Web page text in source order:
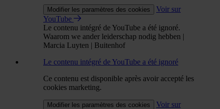
Modifier les paramètres des cookies
Voir sur
YouTube
Le contenu intégré de YouTube a été ignoré.
Waarom we ander leiderschap nodig hebben |
Marcia Luyten | Buitenhof
Le contenu intégré de YouTube a été ignoré
Ce contenu est disponible après avoir accepté les
cookies marketing.
Modifier les paramètres des cookies
Voir sur